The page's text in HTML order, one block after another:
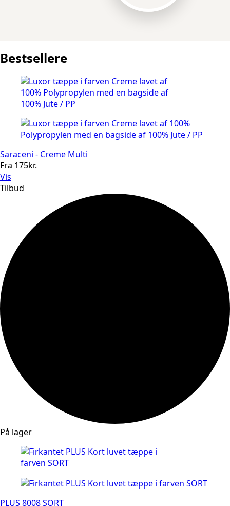
Bestsellere
Saraceni - Creme Multi
Fra 175kr.
Vis
Tilbud
På lager
PLUS 8008 SORT